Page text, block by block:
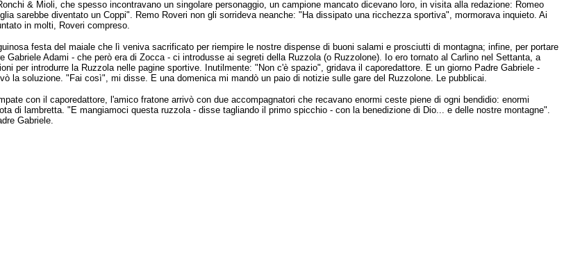
& Mioli, che spesso incontravano un singolare personaggio, un campione mancato dicevano loro, in visita alla redazione: Romeo
sarebbe diventato un Coppi". Remo Roveri non gli sorrideva neanche: "Ha dissipato una ricchezza sportiva", mormorava inquieto. Ai
in molti, Roveri compreso.
festa del maiale che lì veniva sacrificato per riempire le nostre dispense di buoni salami e prosciutti di montagna; infine, per portare
Adami - che però era di Zocca - ci introdusse ai segreti della Ruzzola (o Ruzzolone). Io ero tornato al Carlino nel Settanta, a
per introdurre la Ruzzola nelle pagine sportive. Inutilmente: "Non c'è spazio", gridava il caporedattore. E un giorno Padre Gabriele -
la soluzione. "Fai così", mi disse. E una domenica mi mandò un paio di notizie sulle gare del Ruzzolone. Le pubblicai.
con il caporedattore, l'amico fratone arrivò con due accompagnatori che recavano enormi ceste piene di ogni bendidio: enormi
di lambretta. "E mangiamoci questa ruzzola - disse tagliando il primo spicchio - con la benedizione di Dio... e delle nostre montagne".
Gabriele.